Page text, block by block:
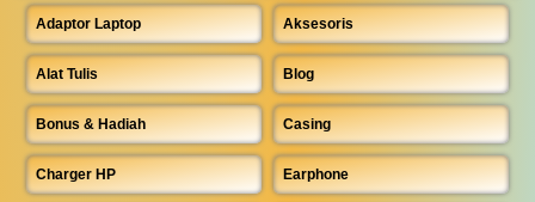
Adaptor Laptop Aksesoris
Alat Tulis Blog
Bonus & Hadiah Casing
Charger HP Earphone